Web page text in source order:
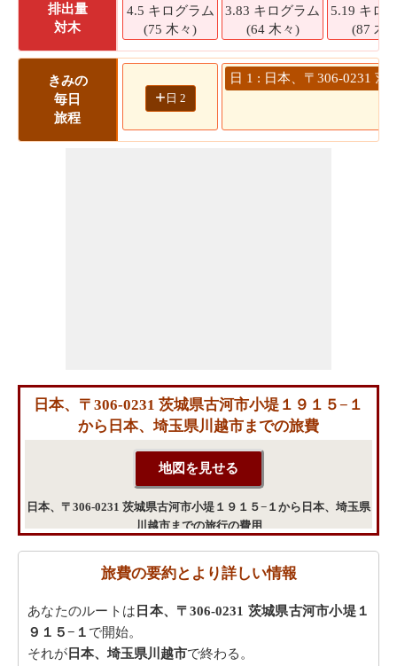
排出量
対木
4.5 キログラム
(75 木々)
3.83 キログラム
(64 木々)
5.19 キロ
(87 木
きみの
毎日
旅程
+ 日 2
日 1 : 日本、〒306-0231 茨
日本、〒306-0231 茨城県古河市小堤１９１５−１
から日本、埼玉県川越市までの旅費
日本、〒306-0231 茨城県古河市小堤１９１５−１から日本、埼玉県
川越市までの旅行の費用
旅費の要約とより詳しい情報
あなたのルートは 日本、〒306-0231 茨城県古河市小堤１
９１５−１ で開始。
それが 日本、埼玉県川越市で終わる。